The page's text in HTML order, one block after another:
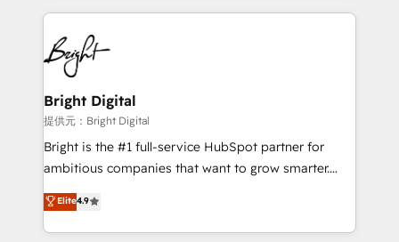
HubSpot COS Performance Award 🏆2014 HubSpot
COS Design Award 🏆2013 HubSpot Marketplace
Partner 📆Founded in 1997
automation, integration, and AI innovation to deliver
lasting impact. We specialize in: • Turnkey and end-
to-end HubSpot implementations • Onboarding for
Sales, Service, Marketing & Content Hubs • AI voice
and chat agents, predictive automation, and smart
workflows • Salesforce + HubSpot integration •
RevOps and AI-driven sales enablement • Website
design and CMS development • ERP integration: SAP,
and CRM migration from any platform •
Client/member portals built on HubSpot • Custom
Bright Digital
提供元：Bright Digital
Bright is the #1 full-service HubSpot partner for
ambitious companies that want to grow smarter.
From HubSpot onboarding, to training, from
developing a new website to lead generation and
digital marketing; we do it all (and with great
Elite4.9